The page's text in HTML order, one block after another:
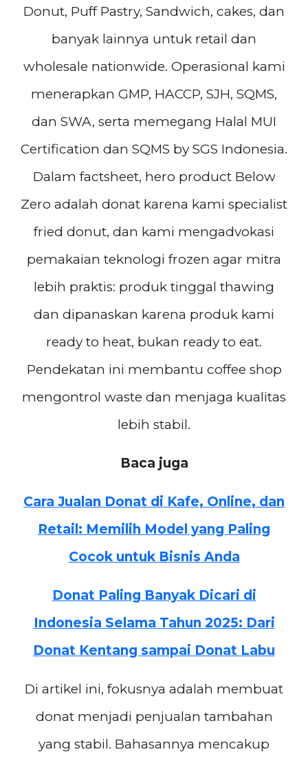
Donut, Puff Pastry, Sandwich, cakes, dan
banyak lainnya untuk retail dan
wholesale nationwide. Operasional kami
menerapkan GMP, HACCP, SJH, SQMS,
dan SWA, serta memegang Halal MUI
Certification dan SQMS by SGS Indonesia.
Dalam factsheet, hero product Below
Zero adalah donat karena kami specialist
fried donut, dan kami mengadvokasi
pemakaian teknologi frozen agar mitra
lebih praktis: produk tinggal thawing
dan dipanaskan karena produk kami
ready to heat, bukan ready to eat.
Pendekatan ini membantu coffee shop
mengontrol waste dan menjaga kualitas
lebih stabil.
Baca juga
Cara Jualan Donat di Kafe, Online, dan
Retail: Memilih Model yang Paling
Cocok untuk Bisnis Anda
Donat Paling Banyak Dicari di
Indonesia Selama Tahun 2025: Dari
Donat Kentang sampai Donat Labu
Di artikel ini, fokusnya adalah membuat
donat menjadi penjualan tambahan
yang stabil. Bahasannya mencakup